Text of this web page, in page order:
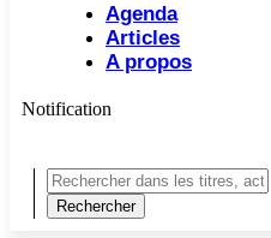
Agenda
Articles
A propos
Notification